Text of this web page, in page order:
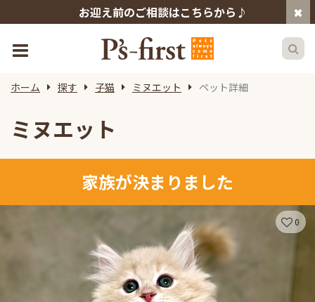
お迎え前のご相談はこちらから♪
ホーム 探す 子猫 ミヌエット ペット詳細
ミヌエット
家族が決まりました
0